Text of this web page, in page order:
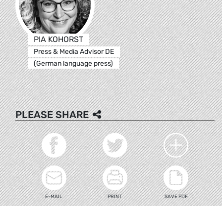
PIA KOHORST
Press & Media Advisor DE
(German language press)
PLEASE SHARE
E-MAIL PRINT SAVE PDF